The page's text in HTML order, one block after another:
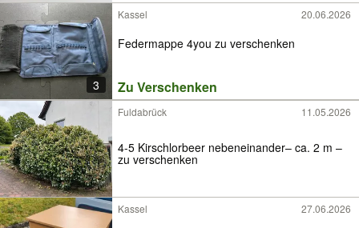
3
Kassel 20.06.2026
Federmappe 4you zu verschenken
Zu Verschenken
Fuldabrück 11.05.2026
4-5 Kirschlorbeer nebeneinander– ca. 2 m –
zu verschenken
Kassel 27.06.2026